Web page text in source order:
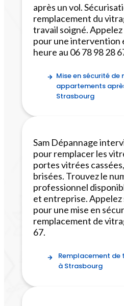
après un vol.
remplacement du
travail soigné.
pour une intervention
heure au 06 78 98 28
Mise en sécurité de
appartements
Strasbourg
Sam Dépannage
pour remplacer les
portes vitrées
brisées. Trouvez le
professionnel
et entreprise.
pour une mise en
remplacement de
67.
Remplacement
à Strasbourg